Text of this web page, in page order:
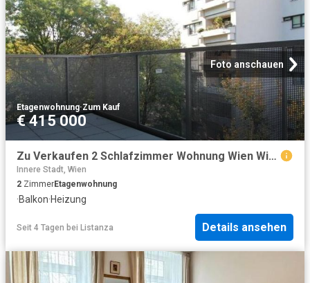
Foto anschauen
Etagenwohnung·Zum Kauf
€ 415 000
Zu Verkaufen 2 Schlafzimmer Wohnung Wien Wien DS104713029
Innere Stadt, Wien
2 ZimmerEtagenwohnung
·Balkon·Heizung
Seit 4 Tagen bei Listanza Details ansehen